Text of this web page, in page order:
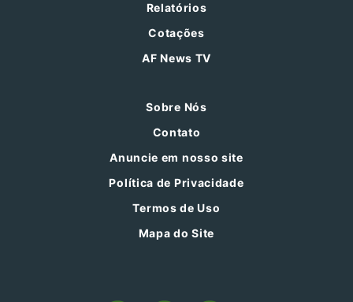
Relatórios
Cotações
AF News TV
Sobre Nós
Contato
Anuncie em nosso site
Política de Privacidade
Termos de Uso
Mapa do Site